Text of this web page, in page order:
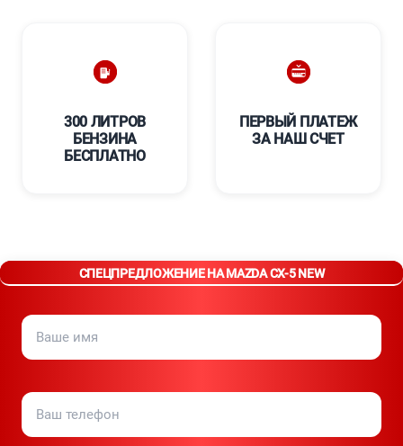
300 ЛИТРОВ
БЕНЗИНА
БЕСПЛАТНО
****
ПЕРВЫЙ ПЛАТЕЖ
ЗА НАШ СЧЕТ
СПЕЦПРЕДЛОЖЕНИЕ НА MAZDA CX-5 NEW